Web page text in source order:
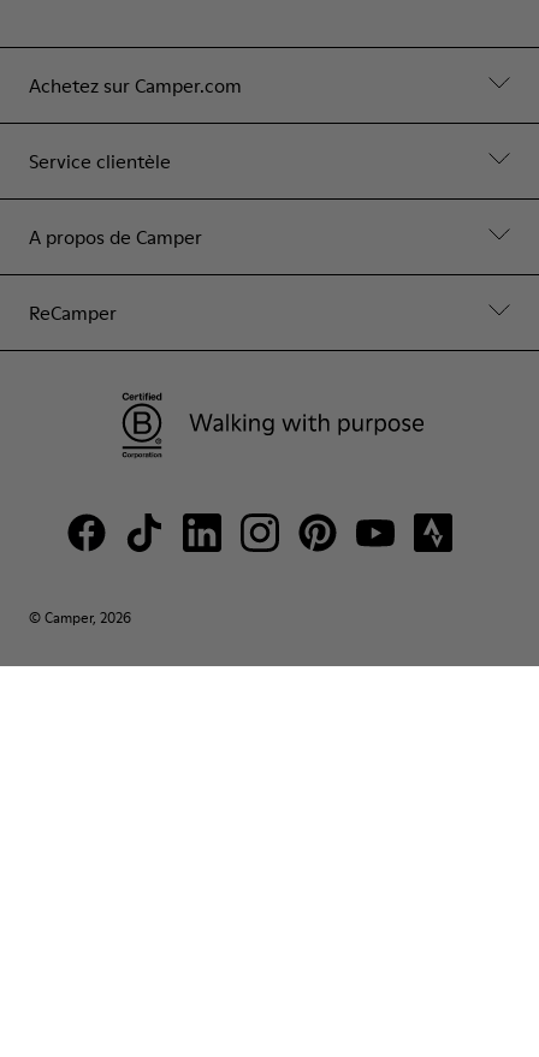
Achetez sur Camper.com
Service clientèle
A propos de Camper
ReCamper
© Camper, 2026